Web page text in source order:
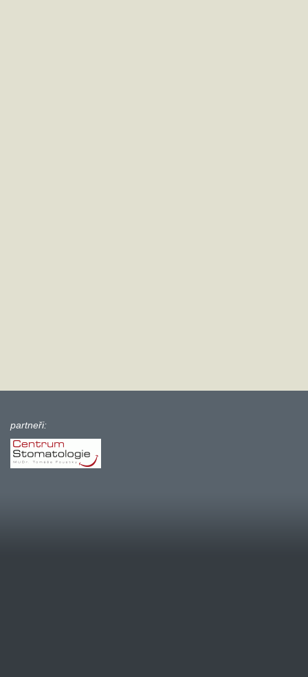
partneři: